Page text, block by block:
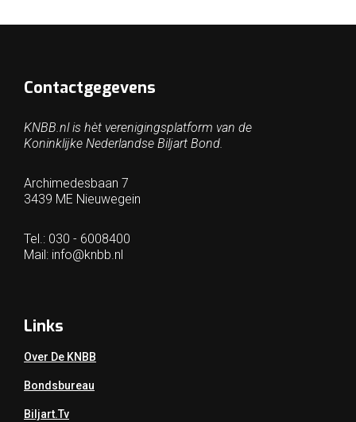
Contactgegevens
KNBB.nl is hèt verenigingsplatform van de
Koninklijke Nederlandse Biljart Bond.
Archimedesbaan 7
3439 ME Nieuwegein
Tel.: 030 - 6008400
Mail: info@knbb.nl
Links
Over De KNBB
Bondsbureau
Biljart.tv